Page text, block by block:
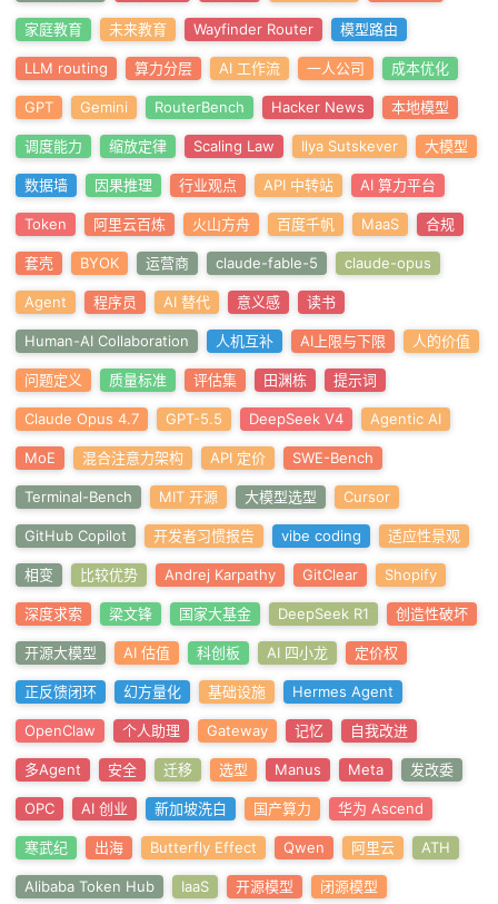
家庭教育 未来教育 Wayfinder Router 模型路由
LLM routing 算力分层 AI 工作流 一人公司 成本优化
GPT Gemini RouterBench Hacker News 本地模型
调度能力 缩放定律 Scaling Law Ilya Sutskever 大模型
数据墙 因果推理 行业观点 API 中转站 AI 算力平台
Token 阿里云百炼 火山方舟 百度千帆 MaaS 合规
套壳 BYOK 运营商 claude-fable-5 claude-opus
Agent 程序员 AI 替代 意义感 读书
Human-AI Collaboration 人机互补 AI上限与下限 人的价值
问题定义 质量标准 评估集 田渊栋 提示词
Claude Opus 4.7 GPT-5.5 DeepSeek V4 Agentic AI
MoE 混合注意力架构 API 定价 SWE-Bench
Terminal-Bench MIT 开源 大模型选型 Cursor
GitHub Copilot 开发者习惯报告 vibe coding 适应性景观
相变 比较优势 Andrej Karpathy GitClear Shopify
深度求索 梁文锋 国家大基金 DeepSeek R1 创造性破坏
开源大模型 AI 估值 科创板 AI 四小龙 定价权
正反馈闭环 幻方量化 基础设施 Hermes Agent
OpenClaw 个人助理 Gateway 记忆 自我改进
多Agent 安全 迁移 选型 Manus Meta 发改委
OPC AI 创业 新加坡洗白 国产算力 华为 Ascend
寒武纪 出海 Butterfly Effect Qwen 阿里云 ATH
Alibaba Token Hub IaaS 开源模型 闭源模型